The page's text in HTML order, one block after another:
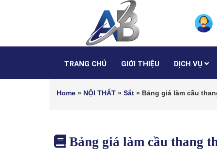
TRANG CHỦ GIỚI THIỆU DỊCH VỤ
Home » NỘI THẤT » Sắt » Bảng giá làm cầu
Bảng giá làm cầu thang